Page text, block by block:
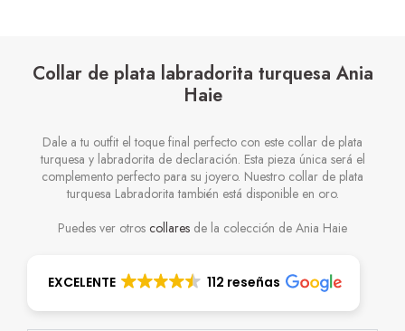
Collar de plata labradorita turquesa Ania
Haie
Dale a tu outfit el toque final perfecto con este collar de plata
turquesa y labradorita de declaración. Esta pieza única será el
complemento perfecto para su joyero. Nuestro collar de plata
turquesa Labradorita también está disponible en oro.
Puedes ver otros collares de la colección de Ania Haie
EXCELENTE 112 reseñas